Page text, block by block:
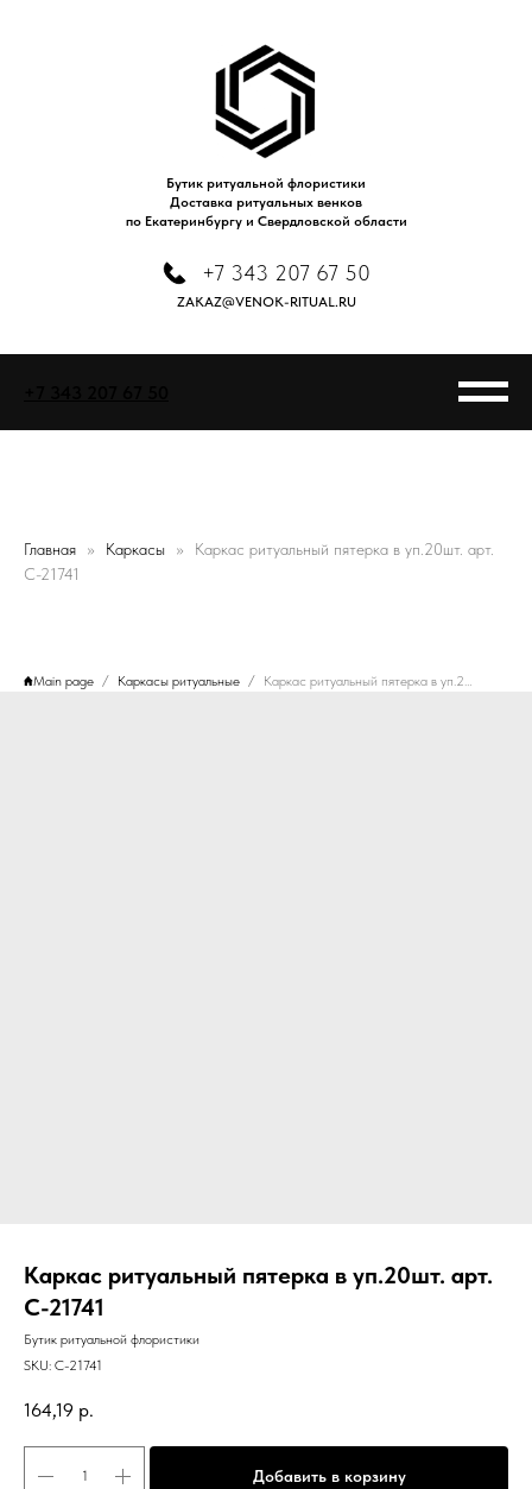
Бутик ритуальной флористики
Доставка ритуальных венков
по Екатеринбургу и Свердловской области
+7 343 207 67 50
ZAKAZ@VENOK-RITUAL.RU
Главная Каркасы
Каркас ритуальный пятерка в уп.20шт. арт.
C-21741
Main page Каркасы ритуальные Каркас ритуальный пятерка в уп.20шт. арт. C-21741
Каркас ритуальный пятерка в уп.20шт. арт.
C-21741
Бутик ритуальной флористики
SKU: C-21741
164,19 р.
Добавить в корзину